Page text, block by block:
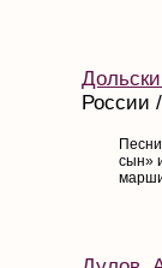
России
сын»